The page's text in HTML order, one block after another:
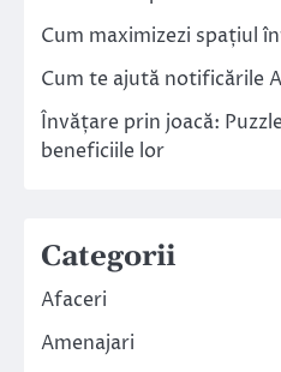
Cum maximizezi spațiul
Cum te ajută notificările
Învățare prin joacă:
beneficiile lor
Categorii
Afaceri
Amenajari